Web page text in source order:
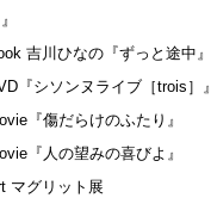
吉川ひなの『ずっと途中』
『シソンヌライブ［trois］』
『傷だらけのふたり』
『人の望みの喜びよ』
マグリット展